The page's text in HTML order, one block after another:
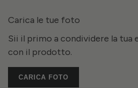
Carica le tue foto
Sii il primo a condividere la tua
con il prodotto.
CARICA FOTO